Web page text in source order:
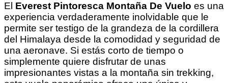
El Everest Pintoresca Montaña De Vuelo es una
experiencia verdaderamente inolvidable que le
permite ser testigo de la grandeza de la cordillera
del Himalaya desde la comodidad y seguridad de
una aeronave. Si estás corto de tiempo o
simplemente quiere disfrutar de unas
impresionantes vistas a la montaña sin trekking,